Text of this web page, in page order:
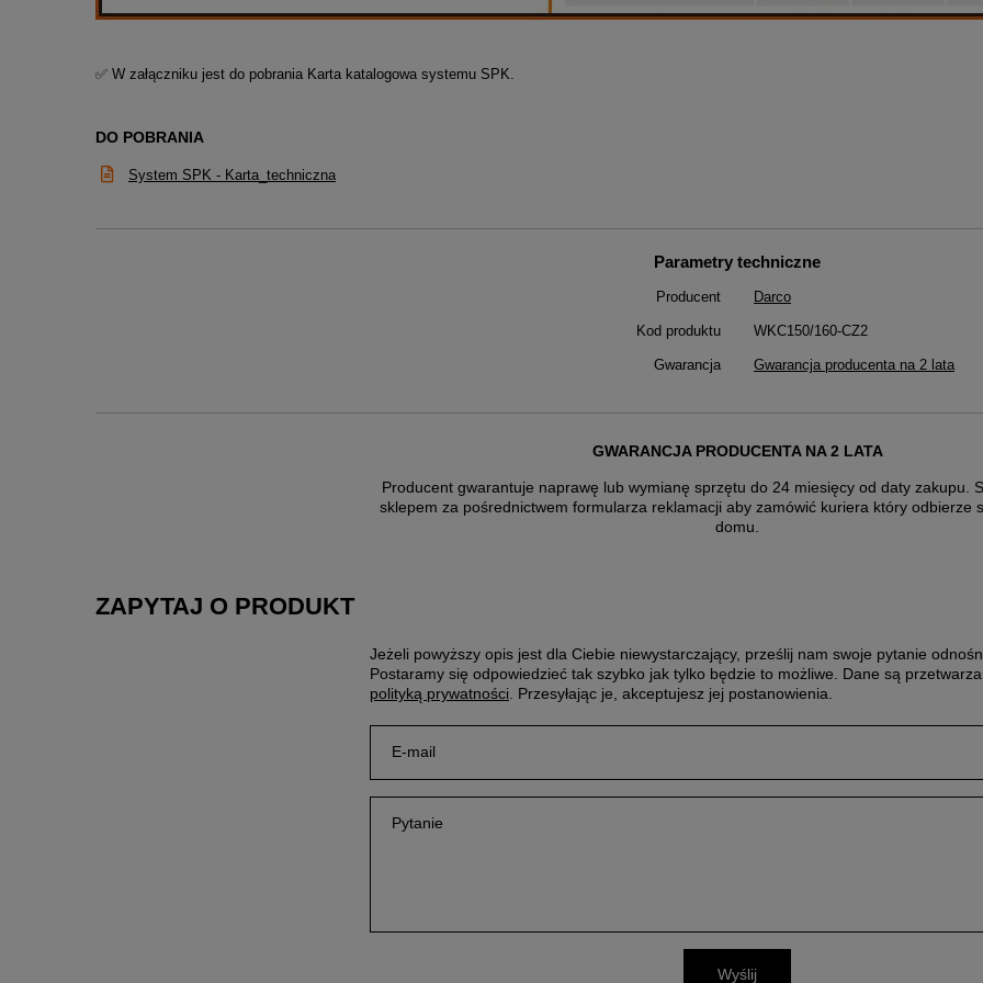
✅ W załączniku jest do pobrania Karta katalogowa systemu SPK.
DO POBRANIA
System SPK - Karta_techniczna
Parametry techniczne
Producent Darco
Kod produktu WKC150/160-CZ2
Gwarancja Gwarancja producenta na 2 lata
GWARANCJA PRODUCENTA NA 2 LATA
Producent gwarantuje naprawę lub wymianę sprzętu do 24 miesięcy od daty zakupu.
sklepem za pośrednictwem formularza reklamacji abyzamówić kuriera który odbierze
domu.
ZAPYTAJ O PRODUKT
Jeżeli powyższy opis jest dla Ciebie niewystarczający, prześlij nam swoje pytanie
Postaramy się odpowiedzieć tak szybko jak tylko będzie to możliwe. Dane są
polityką prywatności . Przesyłając je, akceptujesz jej postanowienia.
E-mail
Pytanie
Wyślij